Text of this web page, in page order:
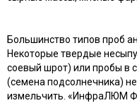
Большинство типов проб
Некоторые твердые
соевый шрот) или пробы в
(семена подсолнечника)
измельчить. «ИнфраЛЮМ